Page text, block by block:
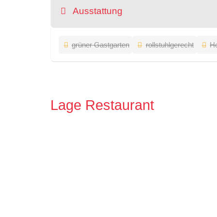
Ausstattung
grüner Gastgarten rollstuhlgerecht
Lage Restaurant